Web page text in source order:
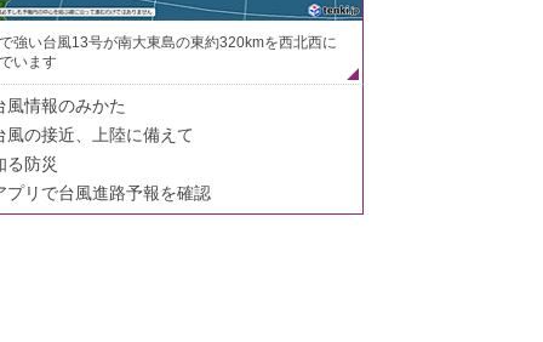
強い台風13号が南大東島の東約320kmを西北西に
います
風情報のみかた
風の接近、上陸に備えて
る防災
プリで台風進路予報を確認